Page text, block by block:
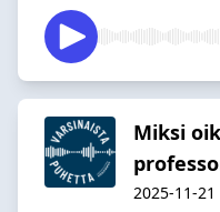
Miksi
2025-11-21